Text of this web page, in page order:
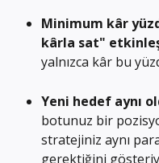
Minimum kâr
kârla sat"
yalnızca kâr bu
Yeni hedef aynı
botunuz bir
stratejiniz aynı
gerektiğini